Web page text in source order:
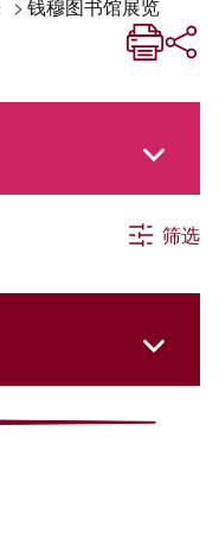
> 钱穆图书馆展览
筛选